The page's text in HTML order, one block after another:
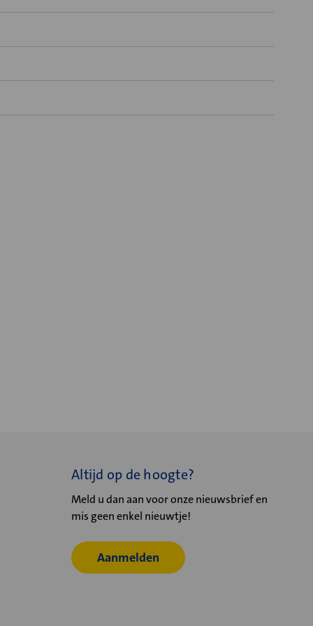
Altijd op de hoogte?
Meld u dan aan voor onze nieuwsbrief en
mis geen enkel nieuwtje!
Aanmelden